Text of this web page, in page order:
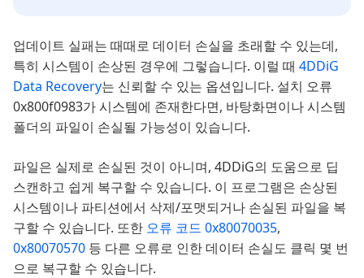
업데이트 실패는 때때로 데이터 손실을 초래할 수 있는데,
특히 시스템이 손상된 경우에 그렇습니다. 이럴 때 4DDiG
Data Recovery는 신뢰할 수 있는 옵션입니다. 설치 오류
0x800f0983가 시스템에 존재한다면, 바탕화면이나 시스템
폴더의 파일이 손실될 가능성이 있습니다.
파일은 실제로 손실된 것이 아니며, 4DDiG의 도움으로 딥
스캔하고 쉽게 복구할 수 있습니다. 이 프로그램은 손상된
시스템이나 파티션에서 삭제/포맷되거나 손실된 파일을 복
구할 수 있습니다. 또한 오류 코드 0x80070035,
0x80070570 등 다른 오류로 인한 데이터 손실도 클릭 몇 번
으로 복구할 수 있습니다.